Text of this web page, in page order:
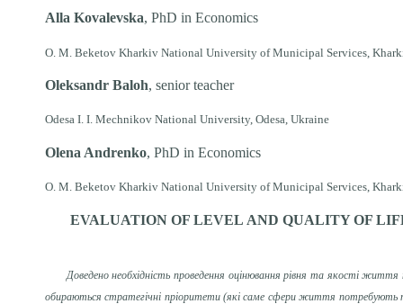
Alla Kovalevska, PhD in Economics
О. М. Beketov Kharkiv National University of Municipal Services,
Oleksandr Baloh, senior teacher
Odesa I. I. Mechnikov National University, Odesa, Ukraine
Olena Andrenko, PhD in Economics
О. М. Beketov Kharkiv National University of Municipal Services,
EVALUATION OF LEVEL AND QUALITY OF
Доведено необхідність проведення оцінювання рівня та якості життя
обираються стратегічні пріоритети (які саме сфери життя потребують